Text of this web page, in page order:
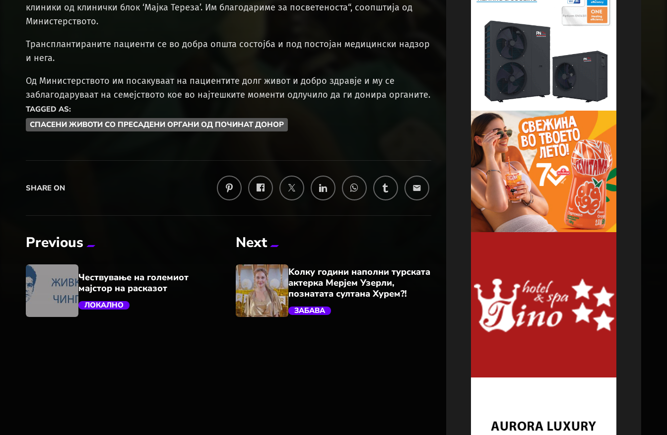
клиники од клинички блок ‘Мајка Тереза’. Им благодариме за посветеноста“, соопштија од
Министерството.
Трансплантираните пациенти се во добра општа состојба и под постојан медицински надзор
и нега.
Од Министерството им посакуваат на пациентите долг живот и добро здравје и му се
заблагодаруваат на семејството кое во најтешките моменти одлучило да ги донира органите.
TAGGED AS:
СПАСЕНИ ЖИВОТИ СО ПРЕСАДЕНИ ОРГАНИ ОД ПОЧИНАТ ДОНОР
SHARE ON email
Previous
Чествување на големиот
мајстор на расказот
ЛОКАЛНО
Next
Kолку години наполни турската
актерка Мерјем Узерли,
познатата султана Хурем?!
ЗАБАВА